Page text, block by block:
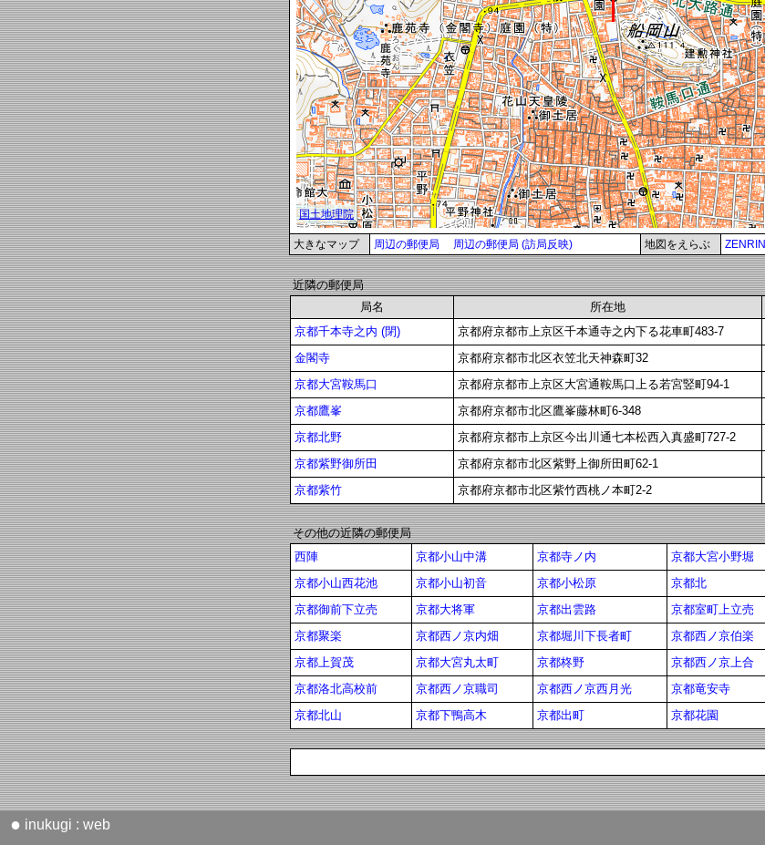
大きなマップ 周辺の郵便局 周辺の郵便局 (訪局反映) 地図をえらぶ ZENRIN
近隣の郵便局
局名
所在地
京都千本寺之内 (閉)
京都府京都市上京区千本通寺之内下る花車町483-7
金閣寺
京都府京都市北区衣笠北天神森町32
京都大宮鞍馬口
京都府京都市上京区大宮通鞍馬口上る若宮竪町94-1
京都鷹峯
京都府京都市北区鷹峯藤林町6-348
京都北野
京都府京都市上京区今出川通七本松西入真盛町727-2
京都紫野御所田
京都府京都市北区紫野上御所田町62-1
京都紫竹
京都府京都市北区紫竹西桃ノ本町2-2
その他の近隣の郵便局
西陣
京都小山中溝 京都寺ノ内 京都大宮小野堀
京都小山西花池
京都小山初音 京都小松原 京都北
京都御前下立売
京都大将軍 京都出雲路 京都室町上立売
京都聚楽
京都西ノ京内畑 京都堀川下長者町 京都西ノ京伯楽
京都上賀茂
京都大宮丸太町 京都柊野 京都西ノ京上合
京都洛北高校前
京都西ノ京職司 京都西ノ京西月光 京都竜安寺
京都北山
京都下鴨高木 京都出町 京都花園
● inukugi : web